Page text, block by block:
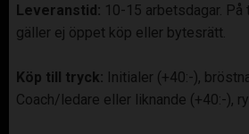
Leveranstid: 10-15 arbetsdagar.
gäller ej öppet köp eller bytesrätt.
Köp till tryck: Initialer (+40:-),
Coach/ledare eller liknande (+40:-),